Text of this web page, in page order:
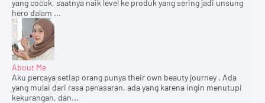
yang cocok, saatnya naik level ke produk yang sering jadi unsung
hero dalam ...
About Me
Aku percaya setiap orang punya their own beauty journey . Ada
yang mulai dari rasa penasaran, ada yang karena ingin menutupi
kekurangan, dan...